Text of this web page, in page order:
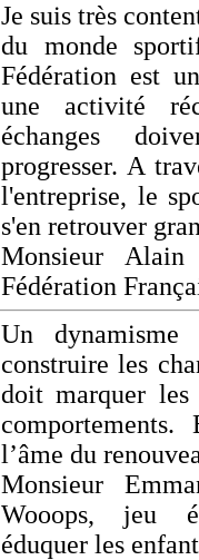
Je suis très
du monde
Fédération est
une activité
échanges
progresser. A
l'entreprise, le
s'en retrouver
Monsieur
Fédération
Un dynamisme
construire les
doit marquer les
l’âme du
Monsieur
Wooops, jeu
éduquer les